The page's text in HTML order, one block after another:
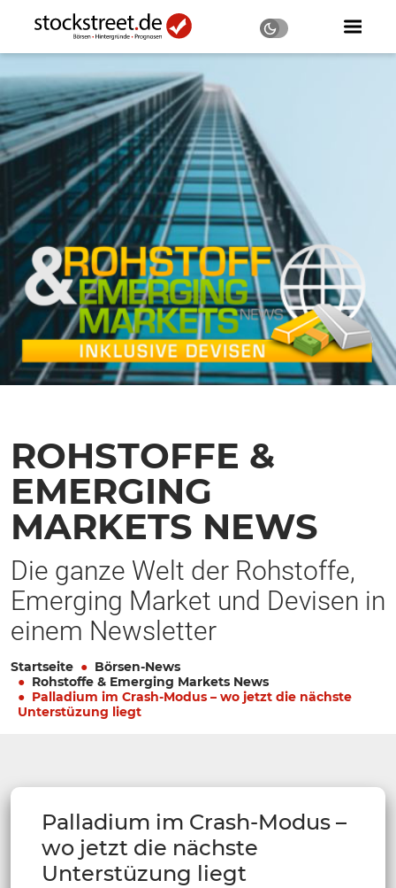
ROHSTOFFE &
EMERGING
MARKETS NEWS
Die ganze Welt der Rohstoffe,
Emerging Market und Devisen in
einem Newsletter
Startseite
Börsen-News
Rohstoffe & Emerging Markets News
Palladium im Crash-Modus – wo jetzt die nächste
Unterstüzung liegt
Palladium im Crash-Modus –
wo jetzt die nächste
Unterstüzung liegt